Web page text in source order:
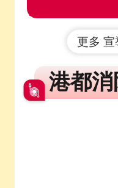
更多 宣
港都